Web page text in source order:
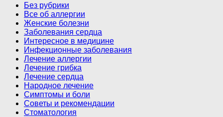
Без рубрики
Все об аллергии
Женские болезни
Заболевания сердца
Интересное в медицине
Инфекционные заболевания
Лечение аллергии
Лечение грибка
Лечение сердца
Народное лечение
Симптомы и боли
Советы и рекомендации
Стоматология